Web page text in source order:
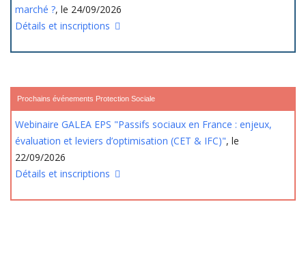
marché ?, le 24/09/2026
Détails et inscriptions
Prochains événements Protection Sociale
Webinaire GALEA EPS "Passifs sociaux en France : enjeux,
évaluation et leviers d’optimisation (CET & IFC)", le
22/09/2026
Détails et inscriptions